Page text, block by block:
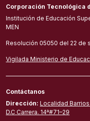
Corporación Tecnológica
Institución de Educación
MEN
Resolución 05050 del 22 de
Vigilada Ministerio de
Contáctanos
Dirección: Localidad
D.C Carrera. 14ª#71–29